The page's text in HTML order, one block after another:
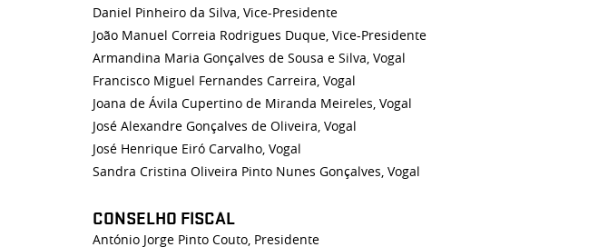
Daniel Pinheiro da Silva, Vice-Presidente
João Manuel Correia Rodrigues Duque, Vice-Presidente
Armandina Maria Gonçalves de Sousa e Silva, Vogal
Francisco Miguel Fernandes Carreira, Vogal
Joana de Ávila Cupertino de Miranda Meireles, Vogal
José Alexandre Gonçalves de Oliveira, Vogal
José Henrique Eiró Carvalho, Vogal
Sandra Cristina Oliveira Pinto Nunes Gonçalves, Vogal
CONSELHO FISCAL
António Jorge Pinto Couto, Presidente